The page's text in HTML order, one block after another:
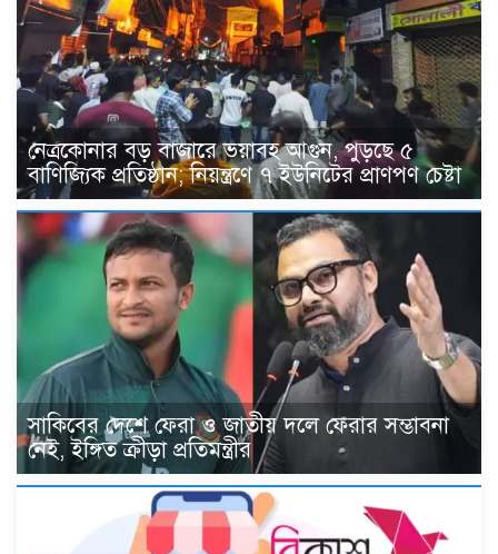
নেত্রকোনার বড় বাজারে ভয়াবহ আগুন, পুড়ছে ৫
বাণিজ্যিক প্রতিষ্ঠান; নিয়ন্ত্রণে ৭ ইউনিটের প্রাণপণ চেষ্টা
সাকিবের দেশে ফেরা ও জাতীয় দলে ফেরার সম্ভাবনা
নেই, ইঙ্গিত ক্রীড়া প্রতিমন্ত্রীর